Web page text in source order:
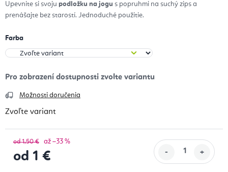
Upevnite si svoju podložku na jogu s popruhmi na suchý zips a
prenášajte bez starostí. Jednoduché použitie.
Farba
Možnosti doručenia
Zvoľte variant
od 1,50 € až –33 %
od 1 €